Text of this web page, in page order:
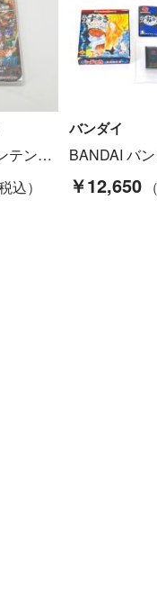
Nintendo ニンテンドウ ドラゴンクエストヒーローズ I・II for Nintendo Switch switch ゲームソフト Bランク
バンダイ
￥12,650